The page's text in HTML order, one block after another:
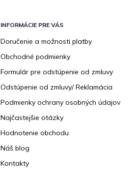
INFORMÁCIE PRE VÁS
Doručenie a možnosti platby
Obchodné podmienky
Formulár pre odstúpenie od zmluvy
Odstúpenie od zmluvy/ Reklamácia
Podmienky ochrany osobných údajov
Najčastejšie otázky
Hodnotenie obchodu
Náš blog
Kontakty